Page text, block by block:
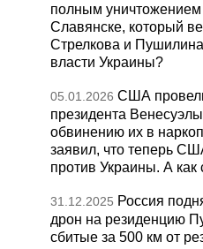
полным уничтожением
Славянске, который
Стрелкова и Пушилина
власти Украины?
05.01.2026 США
президента
обвинению их в
заявил, что теперь
против Украины. А как
31.12.2025 Россия
дрон на резиденцию
сбитые за 500 км от